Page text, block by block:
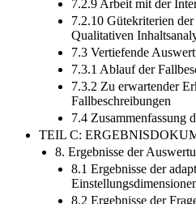
7.2.9 Arbeit mit der
7.2.10 Gütekriterien
Qualitativen
7.3 Vertiefende
7.3.1 Ablauf der
7.3.2 Zu erwartender
Fallbeschreibungen
7.4 Zusammenfassung
TEIL C:
8. Ergebnisse der
8.1 Ergebnisse der
8.2 Ergebnisse der